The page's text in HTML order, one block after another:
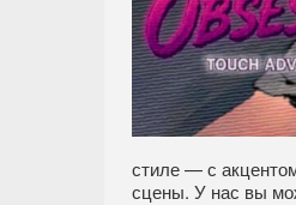
стиле — с
сцены. У нас вы